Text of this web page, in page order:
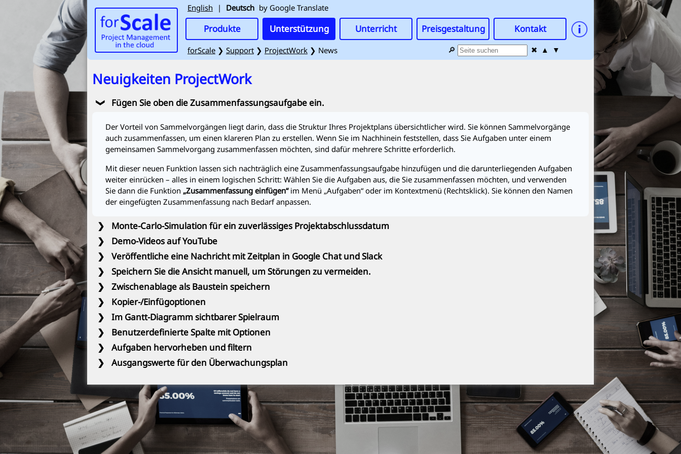
English | Deutsch by Google Translate
Produkte Unterstützung Unterricht Preisgestaltung Kontakt
forScale ❯ Support ❯ ProjectWork ❯ News 🔎 ✖ ▲ ▼
Neuigkeiten ProjectWork
❯ Fügen Sie oben die Zusammenfassungsaufgabe ein.
Der Vorteil von Sammelvorgängen liegt darin, dass die Struktur Ihres Projektplans übersichtlicher wird. Sie können Sammelvorgänge
auch zusammenfassen, um einen klareren Plan zu erstellen. Wenn Sie im Nachhinein feststellen, dass Sie Aufgaben unter einem
gemeinsamen Sammelvorgang zusammenfassen möchten, sind dafür mehrere Schritte erforderlich.
Mit dieser neuen Funktion lassen sich nachträglich eine Zusammenfassungsaufgabe hinzufügen und die darunterliegenden Aufgaben
weiter einrücken – alles in einem logischen Schritt: Wählen Sie die Aufgaben aus, die Sie zusammenfassen möchten, und verwenden
Sie dann die Funktion „Zusammenfassung einfügen“im Menü „Aufgaben“ oder im Kontextmenü (Rechtsklick). Sie können den Namen
der eingefügten Zusammenfassung nach Bedarf anpassen.
❯
Monte-Carlo-Simulation für ein zuverlässiges Projektabschlussdatum
❯
Demo-Videos auf YouTube
❯
Veröffentliche eine Nachricht mit Zeitplan in Google Chat und Slack
❯
Speichern Sie die Ansicht manuell, um Störungen zu vermeiden.
❯
Zwischenablage als Baustein speichern
❯
Kopier-/Einfügoptionen
❯
Im Gantt-Diagramm sichtbarer Spielraum
❯
Benutzerdefinierte Spalte mit Optionen
❯
Aufgaben hervorheben und filtern
❯
Ausgangswerte für den Überwachungsplan